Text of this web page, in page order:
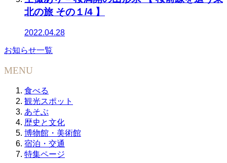
北の旅 その１/4 】
2022.04.28
お知らせ一覧
MENU
食べる
観光スポット
あそぶ
歴史と文化
博物館・美術館
宿泊・交通
特集ページ